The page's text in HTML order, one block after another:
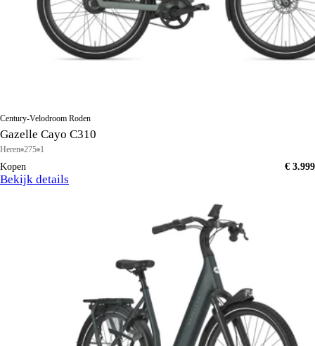
Century-Velodroom Roden
Gazelle Cayo C310
Heren 275 1
Kopen € 3.999
Bekijk details